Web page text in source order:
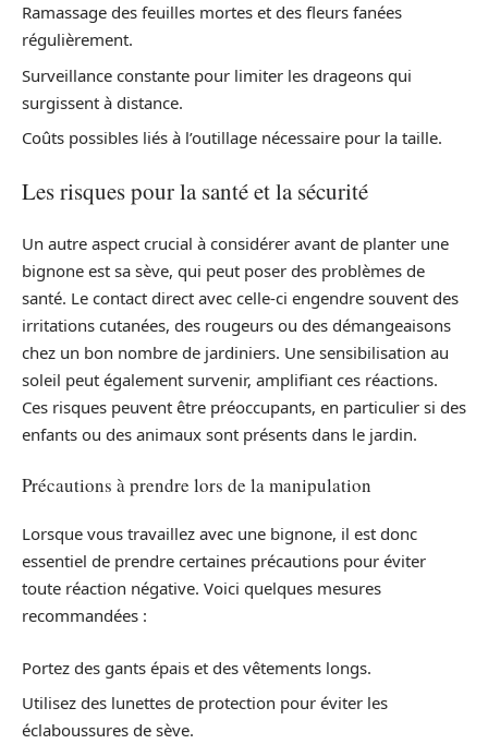
Ramassage des feuilles mortes et des fleurs fanées
régulièrement.
Surveillance constante pour limiter les drageons qui
surgissent à distance.
Coûts possibles liés à l’outillage nécessaire pour la taille.
Les risques pour la santé et la sécurité
Un autre aspect crucial à considérer avant de planter une
bignone est sa sève, qui peut poser des problèmes de
santé. Le contact direct avec celle-ci engendre souvent des
irritations cutanées, des rougeurs ou des démangeaisons
chez un bon nombre de jardiniers. Une sensibilisation au
soleil peut également survenir, amplifiant ces réactions.
Ces risques peuvent être préoccupants, en particulier si des
enfants ou des animaux sont présents dans le jardin.
Précautions à prendre lors de la manipulation
Lorsque vous travaillez avec une bignone, il est donc
essentiel de prendre certaines précautions pour éviter
toute réaction négative. Voici quelques mesures
recommandées :
Portez des gants épais et des vêtements longs.
Utilisez des lunettes de protection pour éviter les
éclaboussures de sève.